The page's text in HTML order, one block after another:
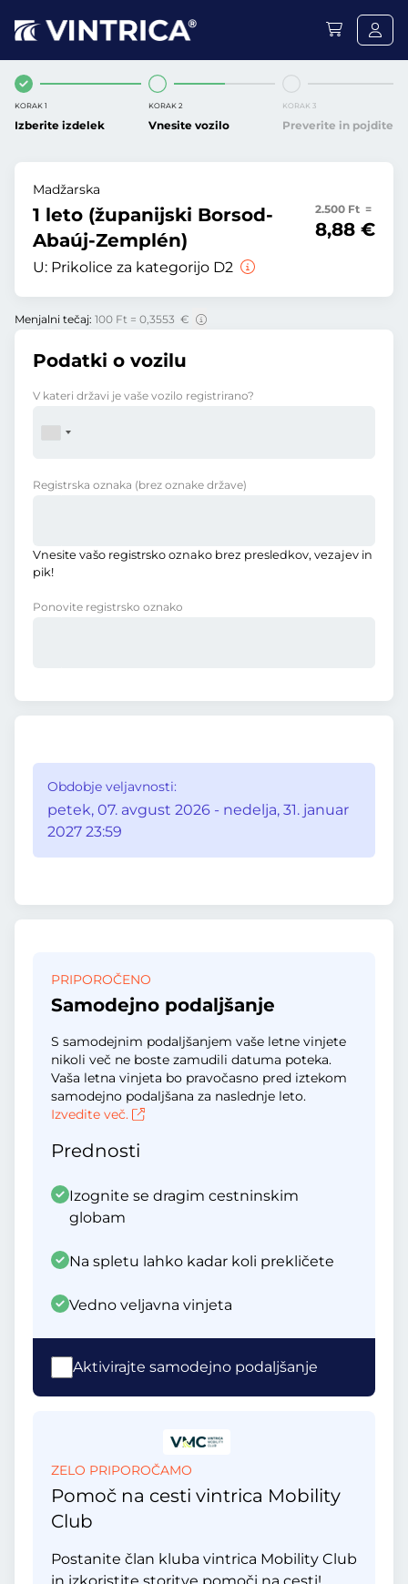
KORAK 1
Izberite izdelek
KORAK 2
Vnesite vozilo
KORAK 3
Preverite in pojdite
Madžarska
1 leto (županijski Borsod-
Abaúj-Zemplén)
U: Prikolice za kategorijo D2
2.500 Ft =
8,88 €
Menjalni tečaj: 100 Ft = 0,3553 €
Podatki o vozilu
V kateri državi je vaše vozilo registrirano?
Registrska oznaka (brez oznake države)
Vnesite vašo registrsko oznako brez presledkov, vezajev in
pik!
Ponovite registrsko oznako
Obdobje veljavnosti:
petek, 07. avgust 2026 - nedelja, 31. januar
2027 23:59
PRIPOROČENO
Samodejno podaljšanje
S samodejnim podaljšanjem vaše letne vinjete
nikoli več ne boste zamudili datuma poteka.
Vaša letna vinjeta bo pravočasno pred iztekom
samodejno podaljšana za naslednje leto.
Izvedite več.
Prednosti
Izognite se dragim cestninskim
globam
Na spletu lahko kadar koli prekličete
Vedno veljavna vinjeta
Aktivirajte samodejno podaljšanje
ZELO PRIPOROČAMO
Pomoč na cesti vintrica Mobility
Club
Postanite član kluba vintrica Mobility Club